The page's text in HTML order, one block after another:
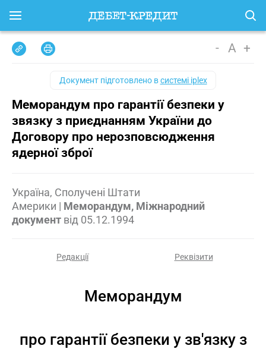
- A +
Документ підготовлено всистемі iplex
Меморандум про гарантії безпеки у
звязку з приєднанням України до
Договору про нерозповсюдження
ядерної зброї
Україна, Сполучені Штати
Америки | Меморандум, Міжнародний
документ від 05.12.1994
Редакції Реквізити
Меморандум
про гарантії безпеки у зв'язку з